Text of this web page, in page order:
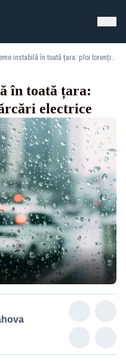
ANM: Vreme instabilă în toată țara: ploi torențiale și descărcări electrice
în toată țara:
electrice